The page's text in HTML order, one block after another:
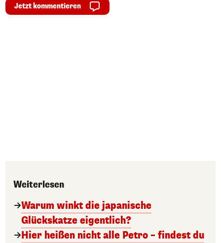
Jetzt kommentieren
Weiterlesen
Warum winkt die japanische
Glückskatze eigentlich?
Hier heißen nicht alle Petro – findest du